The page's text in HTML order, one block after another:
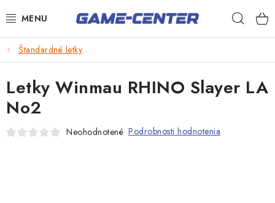
na
Šípky
Poker
Stolný futbal
Štandardné letky
Letky Winmau RHINO Slayer LA
No2
Neohodnotené Podrobnosti hodnotenia